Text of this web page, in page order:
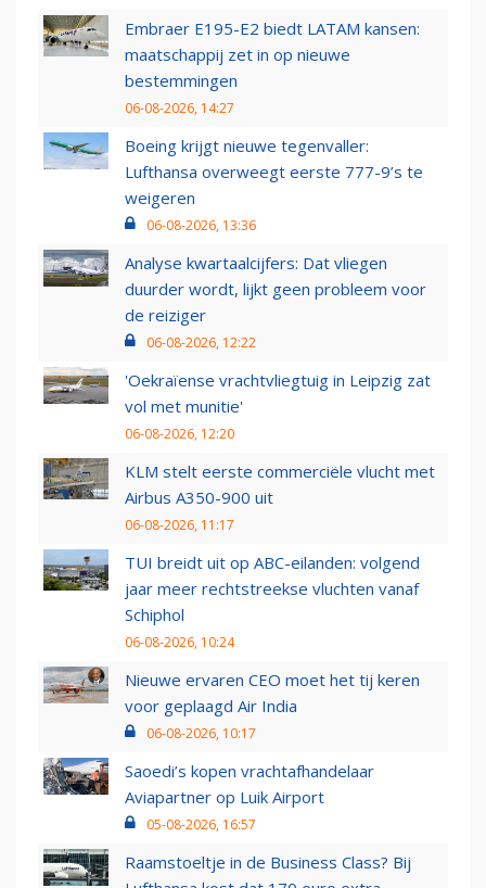
Embraer E195-E2 biedt LATAM kansen:
maatschappij zet in op nieuwe
bestemmingen
06-08-2026, 14:27
Boeing krijgt nieuwe tegenvaller:
Lufthansa overweegt eerste 777-9’s te
weigeren
06-08-2026, 13:36
Analyse kwartaalcijfers: Dat vliegen
duurder wordt, lijkt geen probleem voor
de reiziger
06-08-2026, 12:22
'Oekraïense vrachtvliegtuig in Leipzig zat
vol met munitie'
06-08-2026, 12:20
KLM stelt eerste commerciële vlucht met
Airbus A350-900 uit
06-08-2026, 11:17
TUI breidt uit op ABC-eilanden: volgend
jaar meer rechtstreekse vluchten vanaf
Schiphol
06-08-2026, 10:24
Nieuwe ervaren CEO moet het tij keren
voor geplaagd Air India
06-08-2026, 10:17
Saoedi’s kopen vrachtafhandelaar
Aviapartner op Luik Airport
05-08-2026, 16:57
Raamstoeltje in de Business Class? Bij